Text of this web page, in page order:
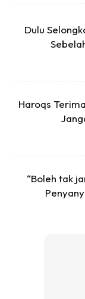
Dulu
Haroqs
“Boleh tak